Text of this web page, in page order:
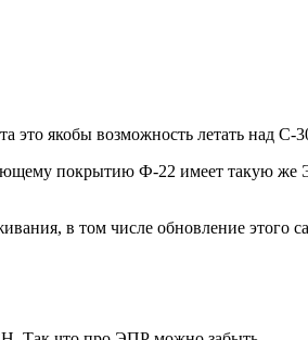
это якобы возможность летать над
покрытию Ф-22 имеет такую же
в том числе обновление этого